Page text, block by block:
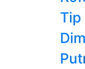
Tip